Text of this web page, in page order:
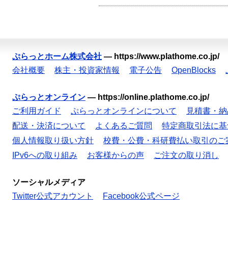
ぷらっとホーム株式会社 — https://www.plathome.co.jp/
会社概要
株主・投資家情報 電子公告 OpenBlocks
ぷらっとオンライン — https://online.plathome.co.jp/
ご利用ガイド
ぷらっとオンラインについて
見積書・
配送・決済について
よくあるご質問
特定商取引法に
個人情報取り扱い方針
校費・公費・科研費払い取引のご
IPv6への取り組み
お客様からの声 ご注文の取り消し
ソーシャルメディア
Twitter公式アカウント
Facebook公式ページ